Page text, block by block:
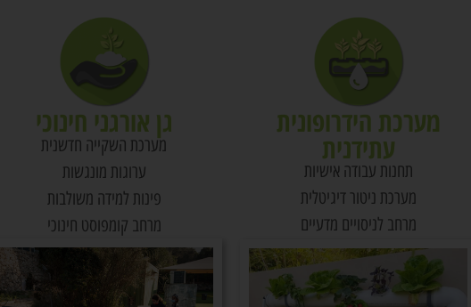
מערכת הידרופונית
עתידנית
תחנות עבודה אישיות
מערכת ניטור דיגיטלית
מרחב לניסויים מדעיים
גן אורגני חינוכי
מערכת השקייה חדשנית
ערוגות מונגשות
פינות למידה משולבות
מרחב קומפוסט חינוכי